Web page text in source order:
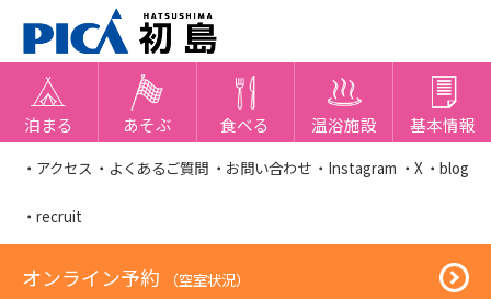
泊まる あそぶ 食べる 温浴施設 基本情報
・アクセス ・よくあるご質問 ・お問い合わせ ・Instagram ・X ・blog
・recruit
オンライン予約 （空室状況）